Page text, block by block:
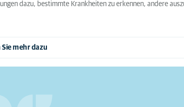
dazu, bestimmte Krankheiten zu erkennen, andere
Sie mehr dazu